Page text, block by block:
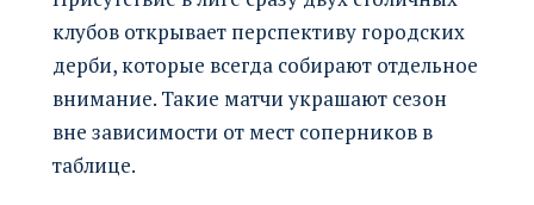
клубов открывает перспективу городских
дерби, которые всегда собирают отдельное
внимание. Такие матчи украшают сезон
вне зависимости от мест соперников в
таблице.